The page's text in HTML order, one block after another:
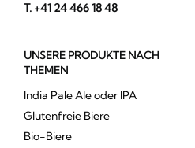
T. +41 24 466 18 48
UNSERE PRODUKTE NACH
THEMEN
India Pale Ale oder IPA
Glutenfreie Biere
Bio-Biere